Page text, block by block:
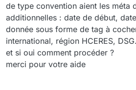
de type convention aient les méta
additionnelles : date de début,
donnée sous forme de tag à
international, région HCERES,
et si oui comment procéder ?
merci pour votre aide